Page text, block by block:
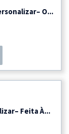
O...
€.
Feita À...